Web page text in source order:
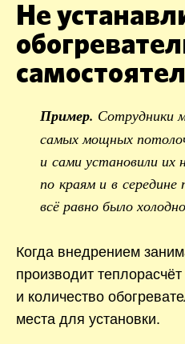
Не
Пример. Сотрудники
самых мощных
и сами установили
по краям и в
всё равно было
Когда внедрением
производит
и количество
места для установки.